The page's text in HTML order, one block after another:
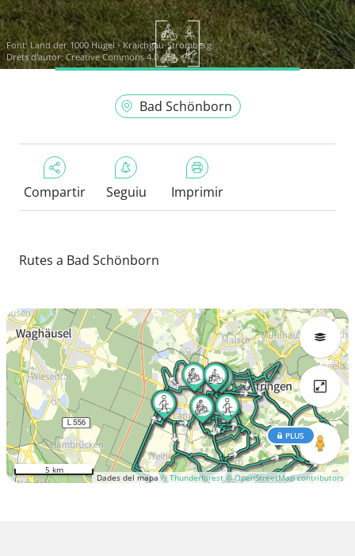
Font:Land der 1000 Hügel - Kraichgau-Stromberg
Drets d'autor: Creative Commons 4.0
Bad Schönborn
Compartir Seguiu Imprimir
Rutes a Bad Schönborn
Dades del mapa© Thunderforest © OpenStreetMap contributors
PLUS
5 km